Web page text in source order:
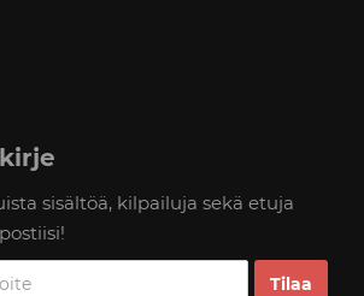
sisältöä, kilpailuja sekä etuja